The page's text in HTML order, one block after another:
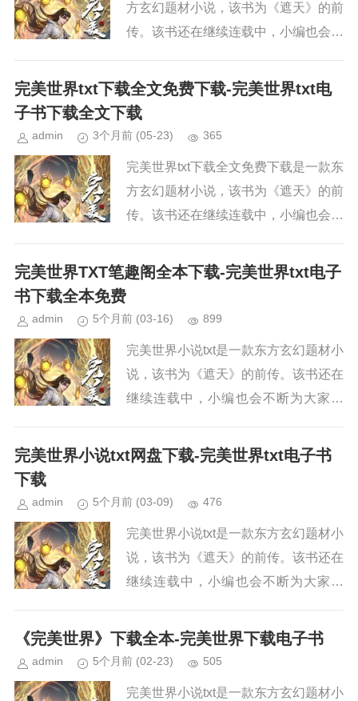
方玄幻题材小说，该书为《遮天》的前
传。该书还在继续连载中，小编也会不
界》，请持续关注本站，新章节出来，
小编会第一时间更新。小说简...
完美世界txt下载全文免费下载-完美世界txt电
子书下载全文下载
admin 3个月前 (05-23) 365
完美世界txt下载全文免费下载是一款东
方玄幻题材小说，该书为《遮天》的前
传。该书还在继续连载中，小编也会不
界》，请持续关注本站，新章节出来，
完美世界TXT笔趣阁全本下载-完美世界txt电子
书下载全本免费
admin 5个月前 (03-16) 899
完美世界小说txt是一款东方玄幻题材小
说，该书为《遮天》的前传。该书还在
继续连载中，小编也会不断为大家更
续关注本站，新章节出来，小编会第一
完美世界小说txt网盘下载-完美世界txt电子书
下载
admin 5个月前 (03-09) 476
完美世界小说txt是一款东方玄幻题材小
说，该书为《遮天》的前传。该书还在
继续连载中，小编也会不断为大家更
续关注本站，新章节出来，小编会第一
时间更新。小说简介《完美...
《完美世界》下载全本-完美世界下载电子书
admin 5个月前 (02-23) 505
完美世界小说txt是一款东方玄幻题材小